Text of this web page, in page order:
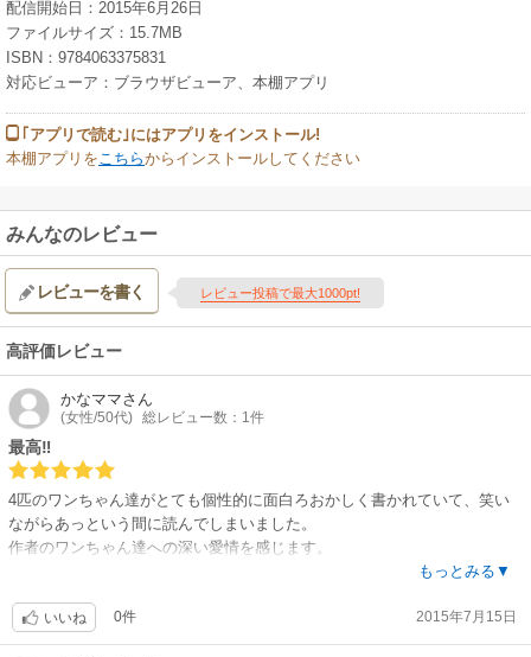
配信開始日：2015年6月26日
ファイルサイズ：15.7MB
ISBN：9784063375831
対応ビューア：ブラウザビューア、本棚アプリ
｢アプリで読む｣にはアプリをインストール!
本棚アプリを こちらからインストールしてください
みんなのレビュー
レビューを書く レビュー投稿で最大1000pt!
高評価レビュー
かなママさん
(女性/50代) 総レビュー数：1件
最高‼
4匹のワンちゃん達がとても個性的に面白ろおかしく書かれていて、笑い
ながらあっという間に読んでしまいました。
作者のワンちゃん達への深い愛情を感じます。
今までのペット漫画(って言うのでしょうか)の中でピカイチです?もっとみる▼
いいね 0件 2015年7月15日